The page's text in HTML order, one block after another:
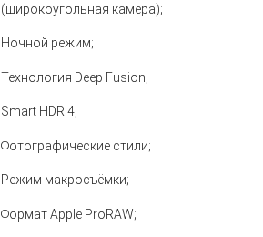
(широкоугольная камера);
Ночной режим;
Технология Deep Fusion;
Smart HDR 4;
Фотографические стили;
Режим макросъёмки;
Формат Apple ProRAW;